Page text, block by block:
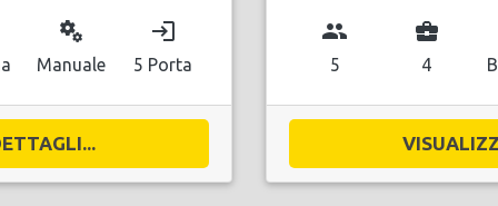
miscellaneous_services
Manuale
login
5 Porta
group
5
business_center
4